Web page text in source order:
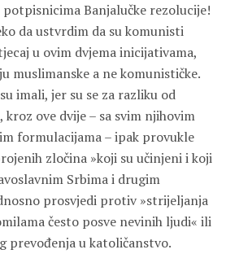
Banjalučke rezolucije!
da ustvrdim da su komunisti
u ovim dvjema inicijativama,
muslimanske a ne komunističke.
imali, jer su se za razliku od
ove dvije – sa svim njihovim
formulacijama – ipak provukle
zločina »koji su učinjeni i koji
Srbima i drugim
prosvjedi protiv »strijeljanja
često posve nevinih ljudi« ili
prevođenja u katoličanstvo.